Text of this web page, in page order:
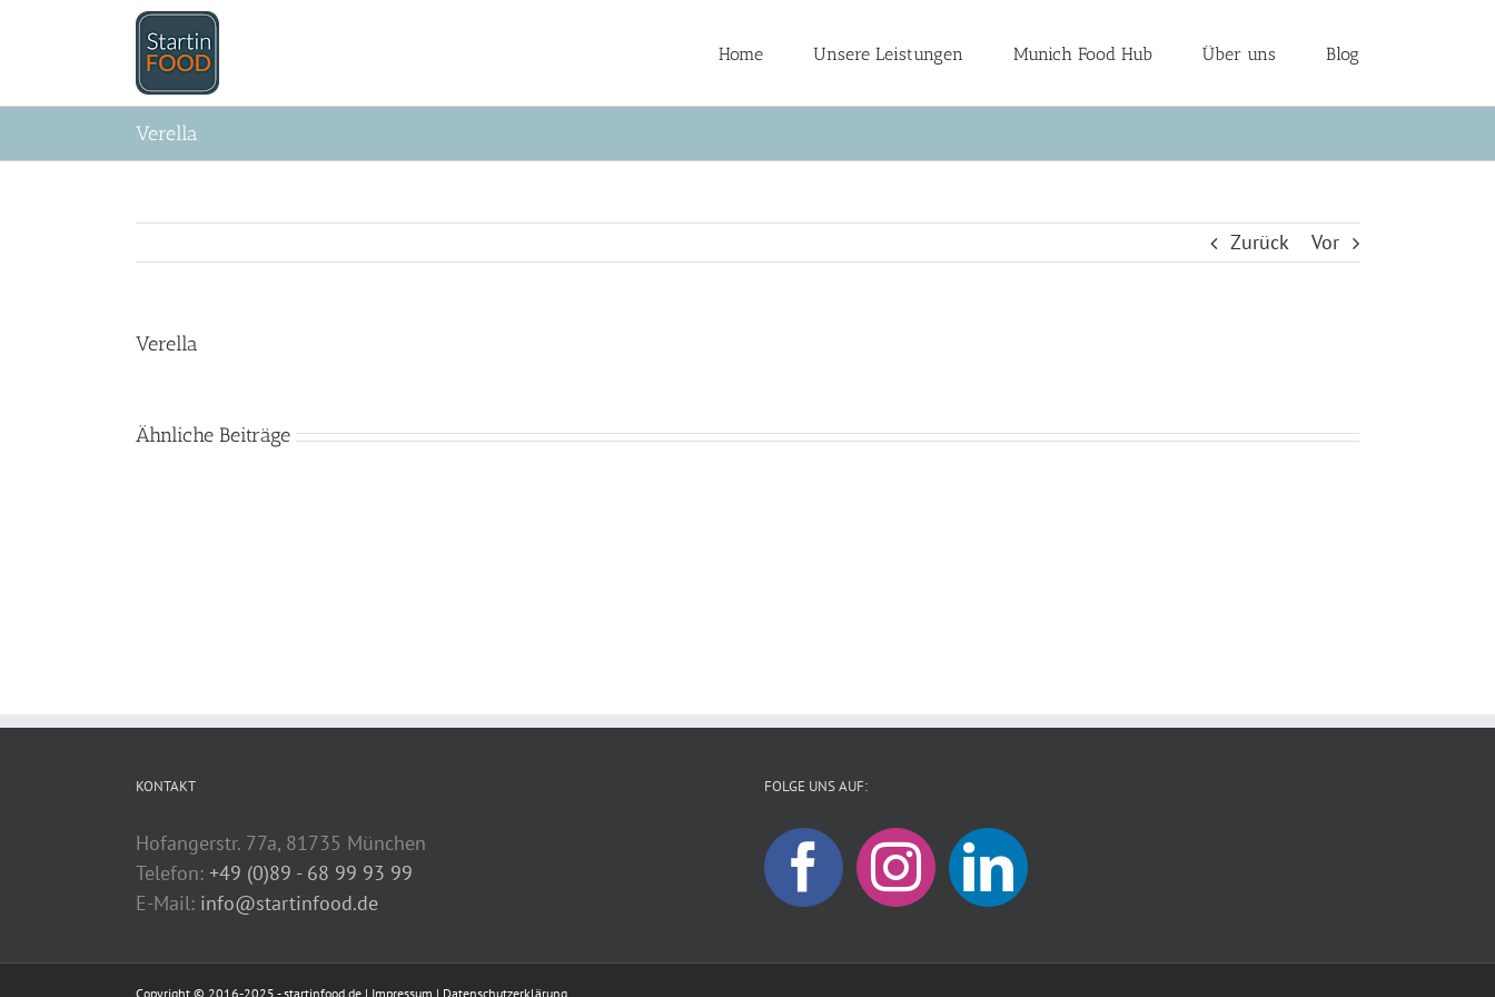
Home Unsere Leistungen Munich Food Hub Über uns Blog
Verella
Zurück Vor
Verella
Ähnliche Beiträge
KONTAKT
Hofangerstr. 77a, 81735 München
Telefon: +49 (0)89 - 68 99 93 99
E-Mail: info@startinfood.de
FOLGE UNS AUF:
Copyright © 2016-2025 - startinfood.de | Impressum | Datenschutzerklärung